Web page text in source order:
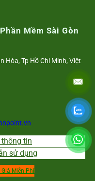
Mềm Sài Gòn
Hòa, Tp Hồ Chí Minh, Việt
tin
sử dụng
Miễn Phí